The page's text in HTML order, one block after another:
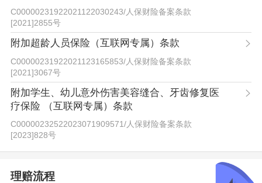
C00000231922021122030243/人保财险备案条款
[2021]2855号
附加超龄人员保险（互联网专属）条款
C00000231922021123165853/人保财险备案条款
[2021]3067号
附加学生、幼儿意外伤害美容缝合、牙齿修复医
疗保险 （互联网专属）条款
C00000232522023071909571/人保财险备案条款
[2023]828号
理赔流程